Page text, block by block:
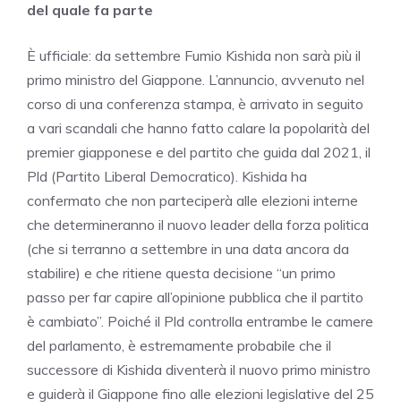
del quale fa parte
È ufficiale: da settembre Fumio Kishida non sarà più il
primo ministro del Giappone. L’annuncio, avvenuto nel
corso di una conferenza stampa, è arrivato in seguito
a vari scandali che hanno fatto calare la popolarità del
premier giapponese e del partito che guida dal 2021, il
Pld (Partito Liberal Democratico). Kishida ha
confermato che non parteciperà alle elezioni interne
che determineranno il nuovo leader della forza politica
(che si terranno a settembre in una data ancora da
stabilire) e che ritiene questa decisione “un primo
passo per far capire all’opinione pubblica che il partito
è cambiato”. Poiché il Pld controlla entrambe le camere
del parlamento, è estremamente probabile che il
successore di Kishida diventerà il nuovo primo ministro
e guiderà il Giappone fino alle elezioni legislative del 25